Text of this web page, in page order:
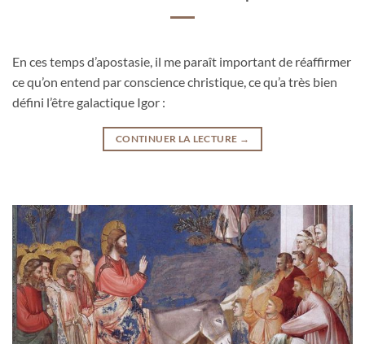
En ces temps d’apostasie, il me paraît important de réaffirmer
ce qu’on entend par conscience christique, ce qu’a très bien
défini l’être galactique Igor :
CONTINUER LA LECTURE →